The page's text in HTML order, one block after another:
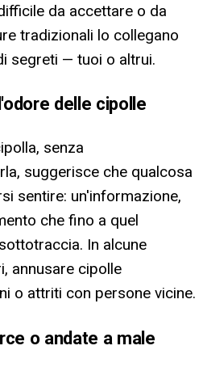
da accettare o da
tradizionali lo collegano
segreti — tuoi o altrui.
delle cipolle
senza
suggerisce che qualcosa
sentire: un'informazione,
che fino a quel
In alcune
annusare cipolle
o attriti con persone vicine.
o andate a male